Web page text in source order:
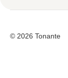
© 2026 Tonante